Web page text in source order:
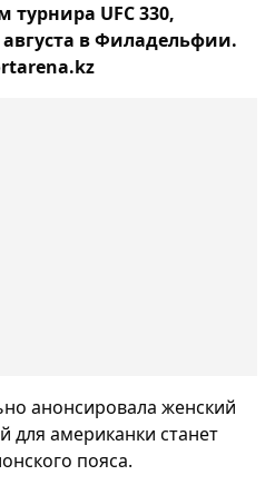
UFC 330,
августа в Филадельфии.
анонсировала женский
для американки станет
пояса.